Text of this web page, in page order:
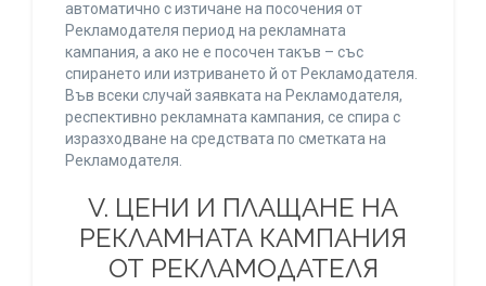
автоматично с изтичане на посочения от
Рекламодателя период на рекламната
кампания, а ако не е посочен такъв – със
спирането или изтриването й от Рекламодателя.
Във всеки случай заявката на Рекламодателя,
респективно рекламната кампания, се спира с
изразходване на средствата по сметката на
Рекламодателя.
V. ЦЕНИ И ПЛАЩАНЕ НА
РЕКЛАМНАТА КАМПАНИЯ
ОТ РЕКЛАМОДАТЕЛЯ